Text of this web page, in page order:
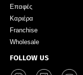
Επαφές
Καριέρα
Franchise
Wholesale
FOLLOW US